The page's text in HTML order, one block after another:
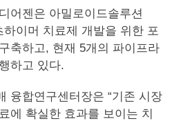
어젠은 아밀로이드솔루션
이머 치료제 개발을 위한 포
축하고, 현재 5개의 파이프라
하고 있다.
융합연구센터장은 “기존 시장
에 확실한 효과를 보이는 치